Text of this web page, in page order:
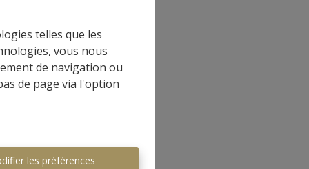
telles que les
vous nous
de navigation ou
de page via l'option
les préférences